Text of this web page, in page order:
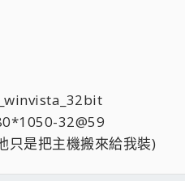
32@59
只是把主機搬來給我裝)